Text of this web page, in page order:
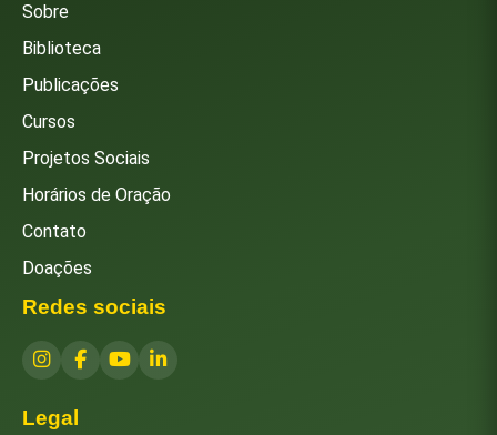
Sobre
Biblioteca
Publicações
Cursos
Projetos Sociais
Horários de Oração
Contato
Doações
Redes sociais
Legal